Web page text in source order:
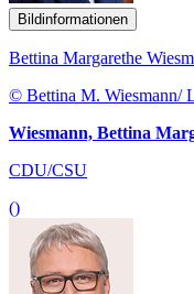
Bildinformationen
Bettina Margarethe
© Bettina M. Wiesmann/
Wiesmann, Bettina
CDU/CSU
()